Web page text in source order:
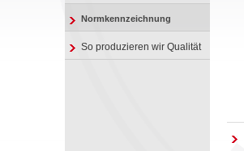
Normkennzeichnung
So produzieren wir Qualität